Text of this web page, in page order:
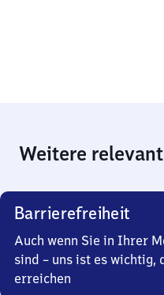
Weitere
Barrierefreiheit
Auch wenn Sie in Ihrer
sind – uns ist es wichtig,
erreichen